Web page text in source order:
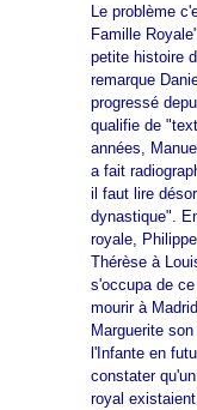
Le problème
Famille
petite histoire
remarque
progressé
qualifie de
années,
a fait
il faut lire
dynastique".
royale,
Thérèse à
s'occupa de
mourir à
Marguerite
l'Infante en
constater
royal